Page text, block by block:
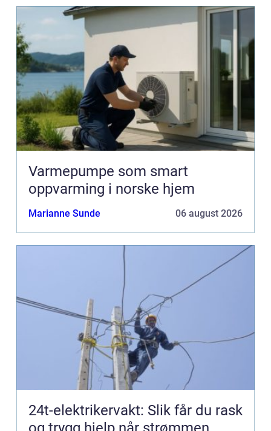
Varmepumpe som smart
oppvarming i norske hjem
Marianne Sunde 06 august 2026
24t-elektrikervakt: Slik får du rask